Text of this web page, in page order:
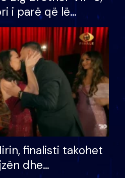
i parë që lë
mundësinë për
madh
finalisti takohet
dhe